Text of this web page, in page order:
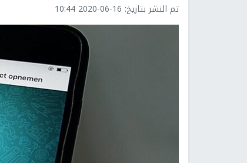
تم النشر بتاريخ: 2020-06-16 10:44